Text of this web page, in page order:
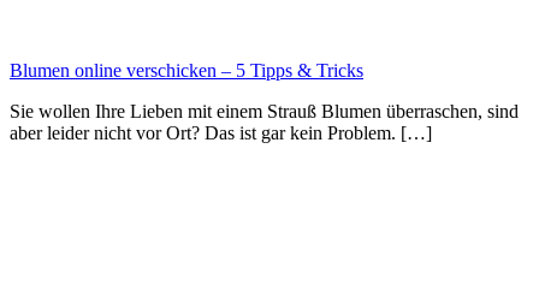
Blumen online verschicken – 5 Tipps & Tricks
Sie wollen Ihre Lieben mit einem Strauß Blumen überraschen, sind
aber leider nicht vor Ort? Das ist gar kein Problem. […]